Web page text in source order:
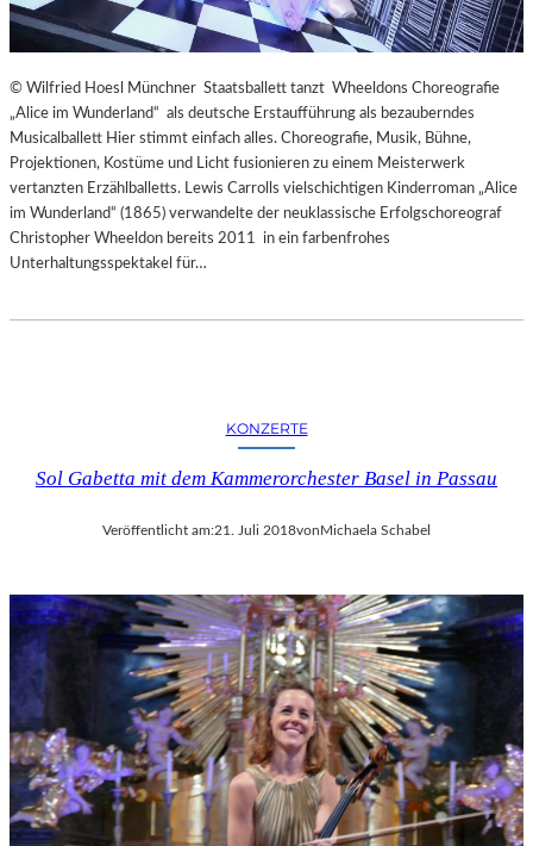
© Wilfried Hoesl Münchner Staatsballett tanzt Wheeldons Choreografie
„Alice im Wunderland“ als deutsche Erstaufführung als bezauberndes
Musicalballett Hier stimmt einfach alles. Choreografie, Musik, Bühne,
Projektionen, Kostüme und Licht fusionieren zu einem Meisterwerk
vertanzten Erzählballetts. Lewis Carrolls vielschichtigen Kinderroman „Alice
im Wunderland“ (1865) verwandelte der neuklassische Erfolgschoreograf
Christopher Wheeldon bereits 2011 in ein farbenfrohes
Unterhaltungsspektakel für…
KONZERTE
Sol Gabetta mit dem Kammerorchester Basel in Passau
Veröffentlicht am:21. Juli 2018vonMichaela Schabel